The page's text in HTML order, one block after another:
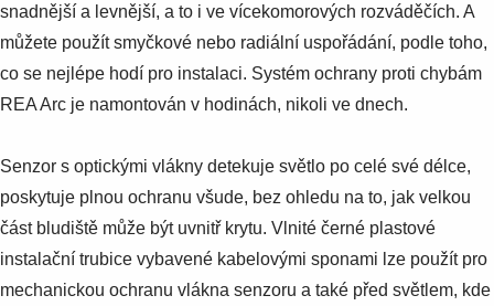
snadnější a levnější, a to i ve vícekomorových rozváděčích. A
můžete použít smyčkové nebo radiální uspořádání, podle toho,
co se nejlépe hodí pro instalaci. Systém ochrany proti chybám
REA Arc je namontován v hodinách, nikoli ve dnech.
Senzor s optickými vlákny detekuje světlo po celé své délce,
poskytuje plnou ochranu všude, bez ohledu na to, jak velkou
část bludiště může být uvnitř krytu. Vlnité černé plastové
instalační trubice vybavené kabelovými sponami lze použít pro
mechanickou ochranu vlákna senzoru a také před světlem, kde